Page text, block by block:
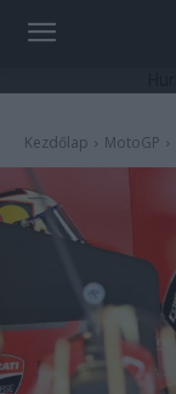
Kezdőlap MotoGP